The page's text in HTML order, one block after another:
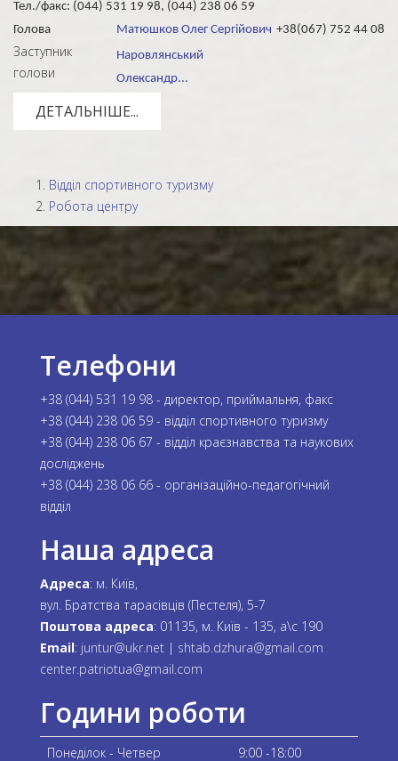
Тел./факс: (044) 531 19 98, (044) 238 06 59
Голова
Матюшков Олег Сергійович +38(067) 752 44 08
Заступник
голови
Наровлянський
Олександр...
ДЕТАЛЬНІШЕ...
Відділ спортивного туризму
Робота центру
Телефони
+38 (044) 531 19 98 - директор, приймальня, факс
+38 (044) 238 06 59 - відділ спортивного туризму
+38 (044) 238 06 67 - відділ краєзнавства та наукових
досліджень
+38 (044) 238 06 66 - організаційно-педагогічний
відділ
Наша адреса
Адреса: м. Київ,
вул. Братства тарасівців (Пестеля), 5-7
Поштова адреса: 01135, м. Київ - 135, а\с 190
Email: juntur@ukr.net | shtab.dzhura@gmail.com
center.patriotua@gmail.com
Години роботи
Понеділок - Четвер 9:00 -18:00